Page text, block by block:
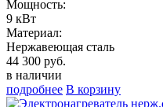
Мощность:
9 кВт
Материал:
Нержавеющая сталь
44 300 руб.
в наличии
подробнее В корзину